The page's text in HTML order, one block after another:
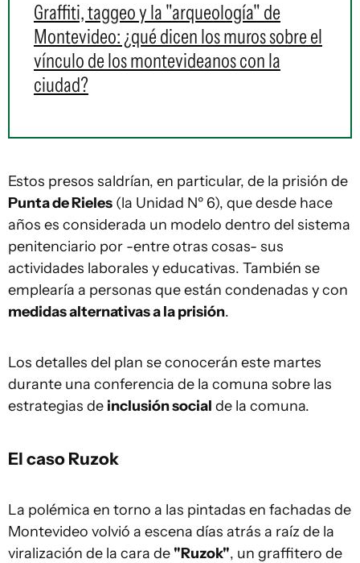
Graffiti, taggeo y la "arqueología" de
Montevideo: ¿qué dicen los muros sobre el
vínculo de los montevideanos con la
ciudad?
Estos presos saldrían, en particular, de la prisión de
Punta de Rieles (la Unidad Nº 6), que desde hace
años es considerada un modelo dentro del sistema
penitenciario por -entre otras cosas- sus
actividades laborales y educativas. También se
emplearía a personas que están condenadas y con
medidas alternativas a la prisión.
Los detalles del plan se conocerán este martes
durante una conferencia de la comuna sobre las
estrategias de inclusión social de la comuna.
El caso Ruzok
La polémica en torno a las pintadas en fachadas de
Montevideo volvió a escena días atrás a raíz de la
viralización de la cara de "Ruzok", un graffitero de